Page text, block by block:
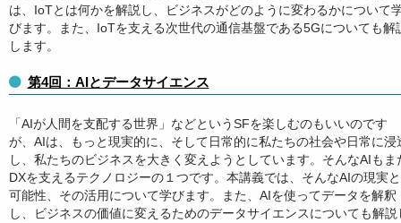
は、IoTとは何かを解説し、ビジネスがどのように変わるかについて
びます。また、IoTを支える次世代の通信基盤である5Gについても解
します。
第4回：AIとデータサイエンス
「AIが人間を支配する世界」などというSFを楽しむのもいいのです
が、AIは、もっと現実的に、そして日常的に私たちの社会や日常に浸
し、私たちのビジネスを大きく変えようとしています。そんなAIもま
DXを支えるテクノロジーの１つです。本講義では、そんなAIの現実と
可能性、その活用について学びます。また、AIを使ってデータを解釈
し、ビジネスの価値に変えるためのデータサイエンスについても解説